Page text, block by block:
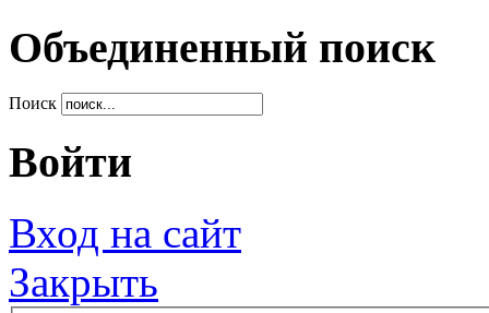
Объединенный поиск
Поиск
Войти
Вход на сайт
Закрыть